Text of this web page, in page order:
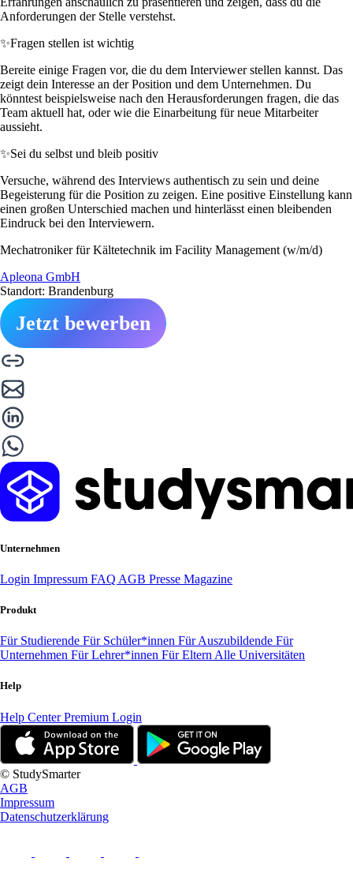
Anforderungen der Stelle verstehst.
✨Fragen stellen ist wichtig
Bereite einige Fragen vor, die du dem Interviewer stellen kannst. Das
zeigt dein Interesse an der Position und dem Unternehmen. Du
könntest beispielsweise nach den Herausforderungen fragen, die das
Team aktuell hat, oder wie die Einarbeitung für neue Mitarbeiter
aussieht.
✨Sei du selbst und bleib positiv
Versuche, während des Interviews authentisch zu sein und deine
Begeisterung für die Position zu zeigen. Eine positive Einstellung kann
einen großen Unterschied machen und hinterlässt einen bleibenden
Eindruck bei den Interviewern.
Mechatroniker für Kältetechnik im Facility Management (w/m/d)
Apleona GmbH
Standort: Brandenburg
Jetzt bewerben
Unternehmen
Login Impressum FAQ AGB Presse Magazine
Produkt
Für Studierende Für Schüler*innen Für Auszubildende Für
Unternehmen Für Lehrer*innen Für Eltern Alle Universitäten
Help
Help CenterPremium Login
© StudySmarter
AGB
Impressum
Datenschutzerklärung